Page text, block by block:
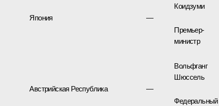
Япония —
Коидзуми
Премьер-
министр
Австрийская Республика —
Вольфганг
Шюссель
Федеральный